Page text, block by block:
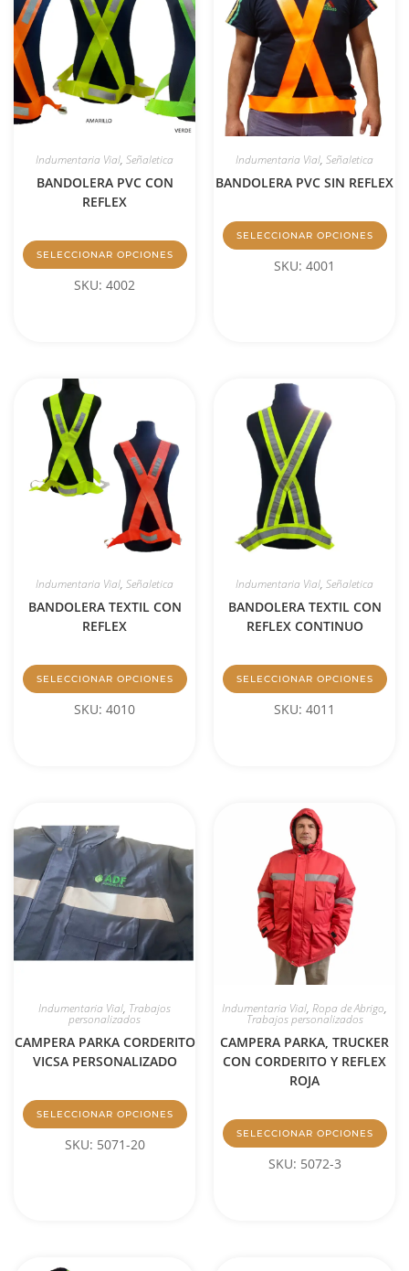
Indumentaria Vial, Señaletica
BANDOLERA PVC CON
REFLEX
SELECCIONAR OPCIONES
SKU: 4002
Indumentaria Vial, Señaletica
BANDOLERA PVC SIN REFLEX
SELECCIONAR OPCIONES
SKU: 4001
Indumentaria Vial, Señaletica
BANDOLERA TEXTIL CON
REFLEX
SELECCIONAR OPCIONES
SKU: 4010
Indumentaria Vial, Señaletica
BANDOLERA TEXTIL CON
REFLEX CONTINUO
SELECCIONAR OPCIONES
SKU: 4011
Indumentaria Vial, Trabajos
personalizados
CAMPERA PARKA CORDERITO
VICSA PERSONALIZADO
SELECCIONAR OPCIONES
SKU: 5071-20
Indumentaria Vial, Ropa de Abrigo,
Trabajos personalizados
CAMPERA PARKA, TRUCKER
CON CORDERITO Y REFLEX
ROJA
SELECCIONAR OPCIONES
SKU: 5072-3